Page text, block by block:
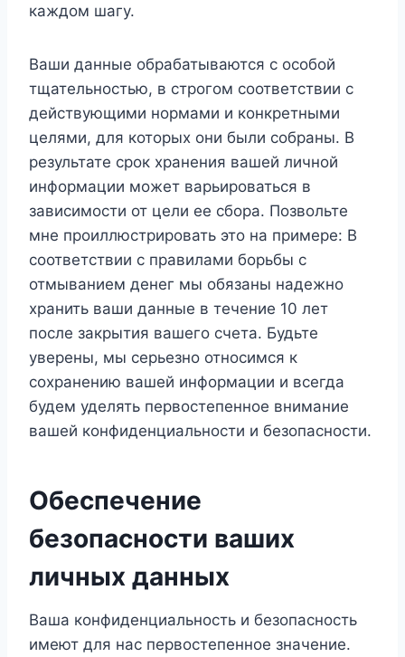
каждом шагу.
Ваши данные обрабатываются с особой
тщательностью, в строгом соответствии с
действующими нормами и конкретными
целями, для которых они были собраны. В
результате срок хранения вашей личной
информации может варьироваться в
зависимости от цели ее сбора. Позвольте
мне проиллюстрировать это на примере: В
соответствии с правилами борьбы с
отмыванием денег мы обязаны надежно
хранить ваши данные в течение 10 лет
после закрытия вашего счета. Будьте
уверены, мы серьезно относимся к
сохранению вашей информации и всегда
будем уделять первостепенное внимание
вашей конфиденциальности и безопасности.
Обеспечение
безопасности ваших
личных данных
Ваша конфиденциальность и безопасность
имеют для нас первостепенное значение.